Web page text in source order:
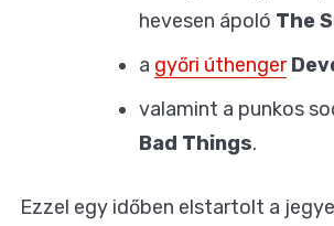
hevesen ápoló The
a győri úthenger
valamint a punkos
Bad Things.
Ezzel egy időben elstartolt a